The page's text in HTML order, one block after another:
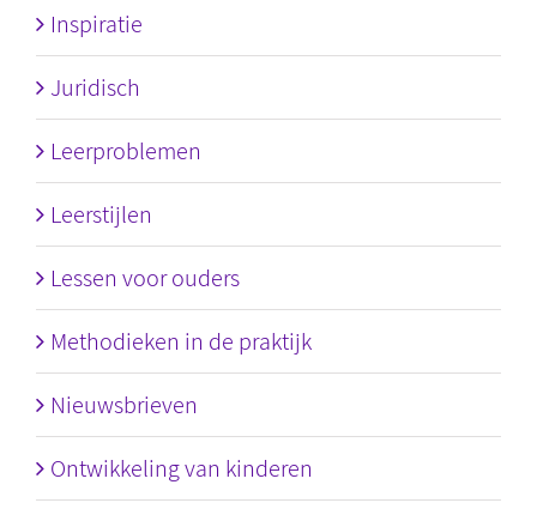
Inspiratie
Juridisch
Leerproblemen
Leerstijlen
Lessen voor ouders
Methodieken in de praktijk
Nieuwsbrieven
Ontwikkeling van kinderen